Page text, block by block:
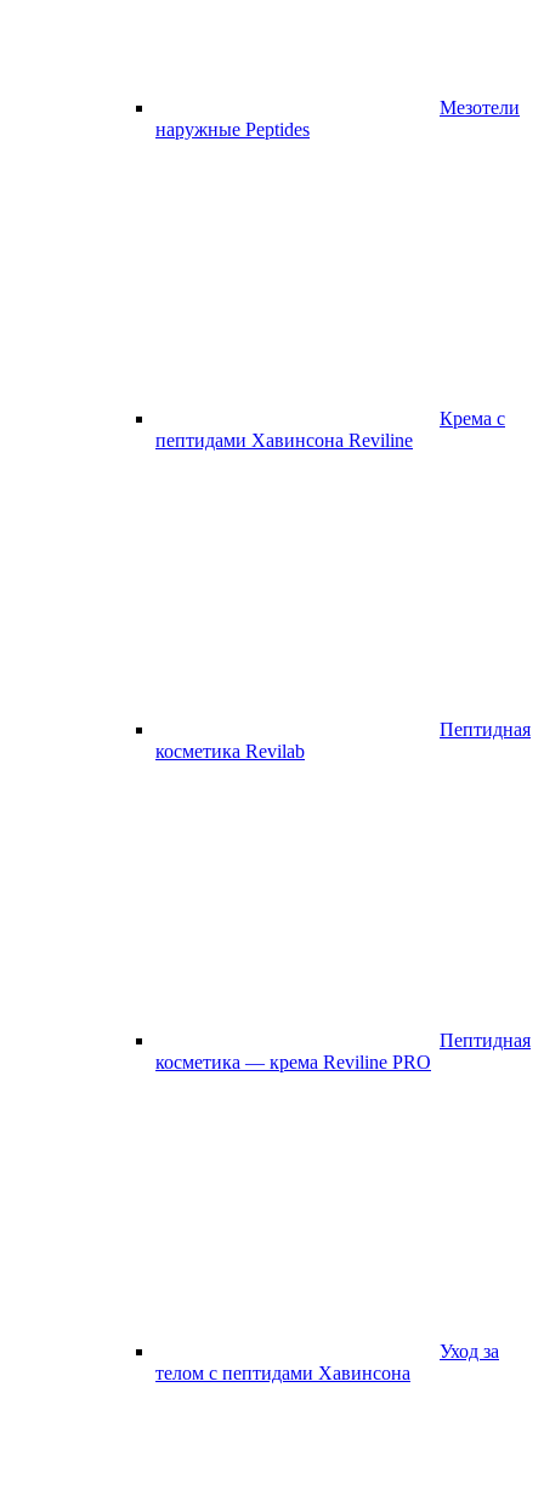
Мезотели
наружные Peptides
Крема с
пептидами Хавинсона Reviline
Пептидная
косметика Revilab
Пептидная
косметика — крема Reviline PRO
Уход за
телом с пептидами Хавинсона